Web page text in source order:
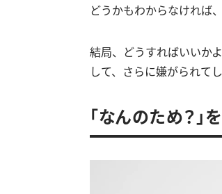
どうかもわからなければ
結局、どうすればいいか
して、さらに嫌がられて
「なんのため？